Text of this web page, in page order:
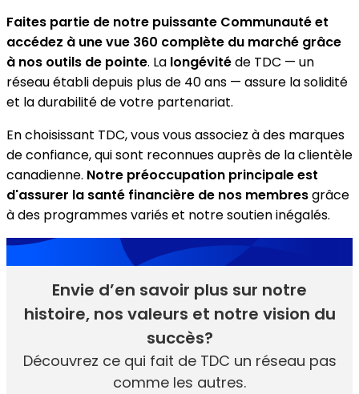
Faites partie de notre puissante Communauté et
accédez à une vue 360 complète du marché grâce
à nos outils de pointe. La longévitéde TDC — un
réseau établi depuis plus de 40 ans — assure la solidité
et la durabilité de votre partenariat.
En choisissant TDC, vous vous associez à des marques
de confiance, qui sont reconnues auprès de la clientèle
canadienne. Notre préoccupation principale est
d'assurer la santé financière de nos membresgrâce
à des programmes variés et notre soutien inégalés.
Envie d’en savoir plus sur notre
histoire, nos valeurs et notre vision du
succès?
Découvrez ce qui fait de TDC un réseau pas
comme les autres.